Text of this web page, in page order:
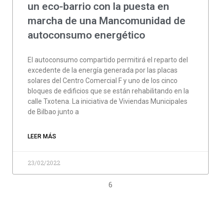
un eco-barrio con la puesta en
marcha de una Mancomunidad de
autoconsumo energético
El autoconsumo compartido permitirá el reparto del
excedente de la energía generada por las placas
solares del Centro Comercial F y uno de los cinco
bloques de edificios que se están rehabilitando en la
calle Txotena. La iniciativa de Viviendas Municipales
de Bilbao junto a
LEER MÁS
23/02/2022
6